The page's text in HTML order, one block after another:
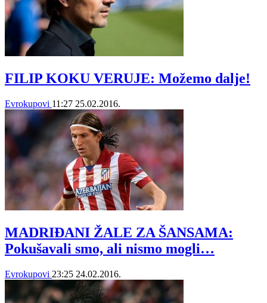
FILIP KOKU VERUJE: Možemo dalje!
Evrokupovi 11:27 25.02.2016.
MADRIĐANI ŽALE ZA ŠANSAMA:
Pokušavali smo, ali nismo mogli…
Evrokupovi 23:25 24.02.2016.